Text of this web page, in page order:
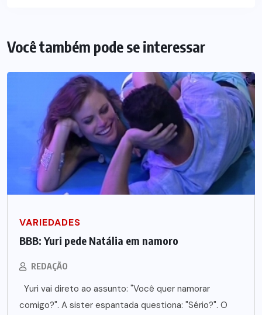
Você também pode se interessar
VARIEDADES
BBB: Yuri pede Natália em namoro
REDAÇÃO
Yuri vai direto ao assunto: "Você quer namorar
comigo?". A sister espantada questiona: "Sério?". O